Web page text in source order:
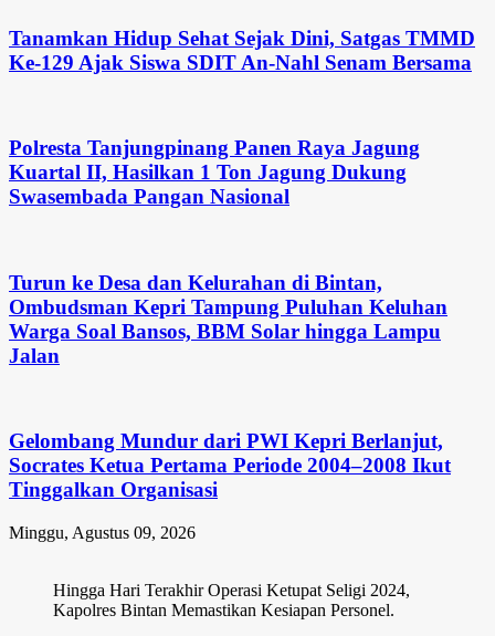
Tanamkan Hidup Sehat Sejak Dini, Satgas TMMD
Ke-129 Ajak Siswa SDIT An-Nahl Senam Bersama
Polresta Tanjungpinang Panen Raya Jagung
Kuartal II, Hasilkan 1 Ton Jagung Dukung
Swasembada Pangan Nasional
Turun ke Desa dan Kelurahan di Bintan,
Ombudsman Kepri Tampung Puluhan Keluhan
Warga Soal Bansos, BBM Solar hingga Lampu
Jalan
Gelombang Mundur dari PWI Kepri Berlanjut,
Socrates Ketua Pertama Periode 2004–2008 Ikut
Tinggalkan Organisasi
Minggu, Agustus 09, 2026
Hingga Hari Terakhir Operasi Ketupat Seligi 2024,
Kapolres Bintan Memastikan Kesiapan Personel.